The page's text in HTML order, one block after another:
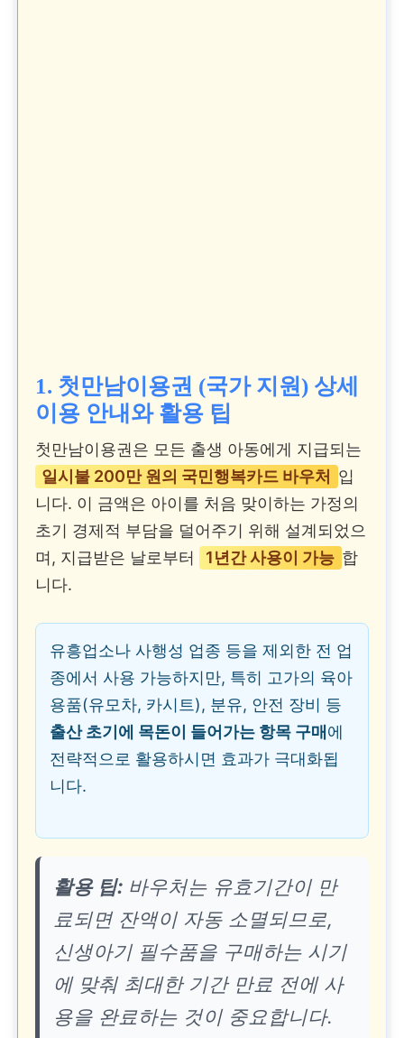
1. 첫만남이용권 (국가 지원) 상세
이용 안내와 활용 팁
첫만남이용권은 모든 출생 아동에게 지급되는
일시불 200만 원의 국민행복카드 바우처 입
니다. 이 금액은 아이를 처음 맞이하는 가정의
초기 경제적 부담을 덜어주기 위해 설계되었으
며, 지급받은 날로부터
1년간 사용이 가능 합
니다.
유흥업소나 사행성 업종 등을 제외한 전 업
종에서 사용 가능하지만, 특히 고가의 육아
용품(유모차, 카시트), 분유, 안전 장비 등
출산 초기에 목돈이 들어가는 항목 구매에
전략적으로 활용하시면 효과가 극대화됩
니다.
활용 팁: 바우처는 유효기간이 만
료되면 잔액이 자동 소멸되므로,
신생아기 필수품을 구매하는 시기
에 맞춰 최대한 기간 만료 전에 사
용을 완료하는 것이 중요합니다.